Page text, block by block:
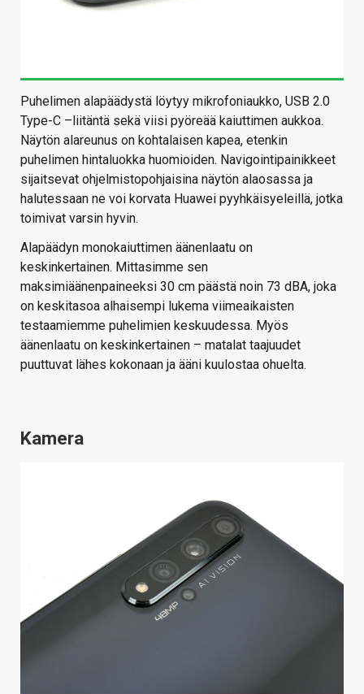
Puhelimen alapäädystä löytyy mikrofoniaukko, USB 2.0
Type-C –liitäntä sekä viisi pyöreää kaiuttimen aukkoa.
Näytön alareunus on kohtalaisen kapea, etenkin
puhelimen hintaluokka huomioiden. Navigointipainikkeet
sijaitsevat ohjelmistopohjaisina näytön alaosassa ja
halutessaan ne voi korvata Huawei pyyhkäisyeleillä, jotka
toimivat varsin hyvin.
Alapäädyn monokaiuttimen äänenlaatu on
keskinkertainen. Mittasimme sen
maksimiäänenpaineeksi 30 cm päästä noin 73 dBA, joka
on keskitasoa alhaisempi lukema viimeaikaisten
testaamiemme puhelimien keskuudessa. Myös
äänenlaatu on keskinkertainen – matalat taajuudet
puuttuvat lähes kokonaan ja ääni kuulostaa ohuelta.
Kamera